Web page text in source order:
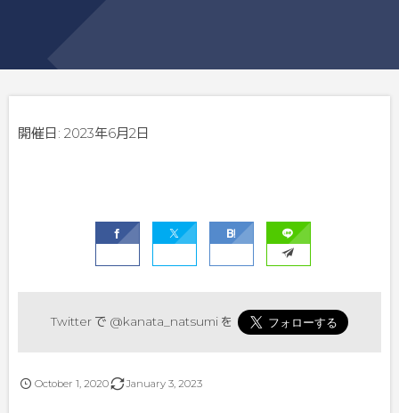
開催日: 2023年6月2日
Twitter で @kanata_natsumi を
October 1 ,2020 January 3, 2023